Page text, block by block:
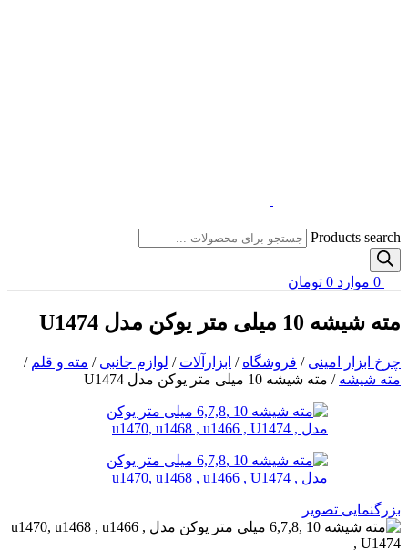
Products search
0 موارد 0 تومان
مته شیشه 10 میلی متر یوکن مدل U1474
چرخ ابزار امینی / فروشگاه / ابزارآلات / لوازم جانبی / مته و قلم /
مته شیشه / مته شیشه 10 میلی متر یوکن مدل U1474
بزرگنمایی تصویر